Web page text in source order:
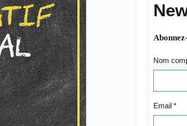
Nom
Email *